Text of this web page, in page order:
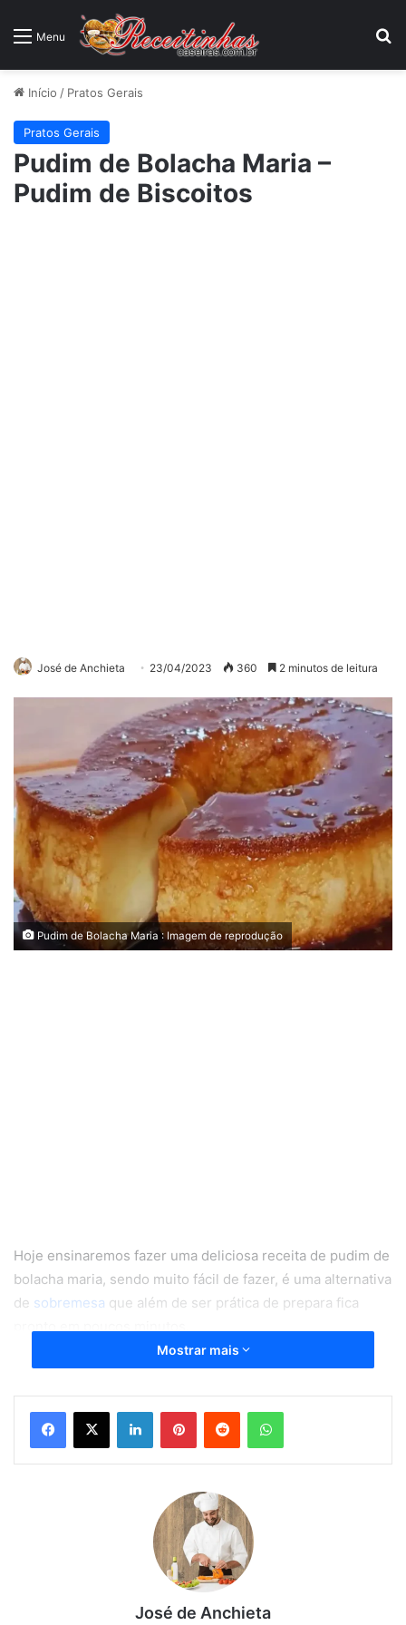
Menu
Início / Pratos Gerais
Pratos Gerais
Pudim de Bolacha Maria –
Pudim de Biscoitos
José de Anchieta 23/04/2023 360 2 minutos de leitura
Pudim de Bolacha Maria : Imagem de reprodução
Hoje ensinaremos fazer uma deliciosa receita de pudim de
bolacha maria, sendo muito fácil de fazer, é uma alternativa
de sobremesa que além de ser prática de prepara fica
É uma sobremesa que combina com qualquer momento,
veja abaixo o passo a passo do pudim de bolacha Maria
que preparamos para você.
Ingredientes: do pudim de
20 bolachas Maria (ou biscoito tipo Maisena)
1 lata de leite condensado
1 colher de chá de café solúvel
Mostrar mais
LinkedinPinterestReddit WhatsApp
José de Anchieta